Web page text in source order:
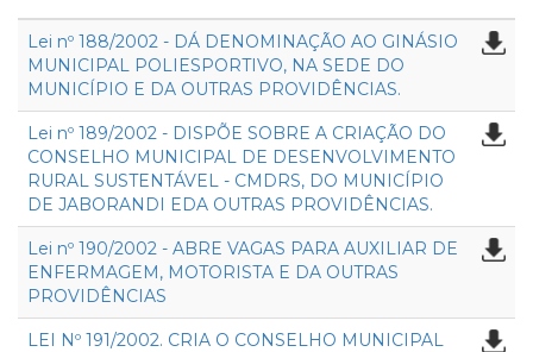
Lei nº 188/2002 - DÁ DENOMINAÇÃO AO GINÁSIO
MUNICIPAL POLIESPORTIVO, NA SEDE DO
MUNICÍPIO E DA OUTRAS PROVIDÊNCIAS.
Lei nº 189/2002 - DISPÕE SOBRE A CRIAÇÃO DO
CONSELHO MUNICIPAL DE DESENVOLVIMENTO
RURAL SUSTENTÁVEL - CMDRS, DO MUNICÍPIO
DE JABORANDI EDA OUTRAS PROVIDÊNCIAS.
Lei nº 190/2002 - ABRE VAGAS PARA AUXILIAR DE
ENFERMAGEM, MOTORISTA E DA OUTRAS
PROVIDÊNCIAS
LEI Nº 191/2002. CRIA O CONSELHO MUNICIPAL